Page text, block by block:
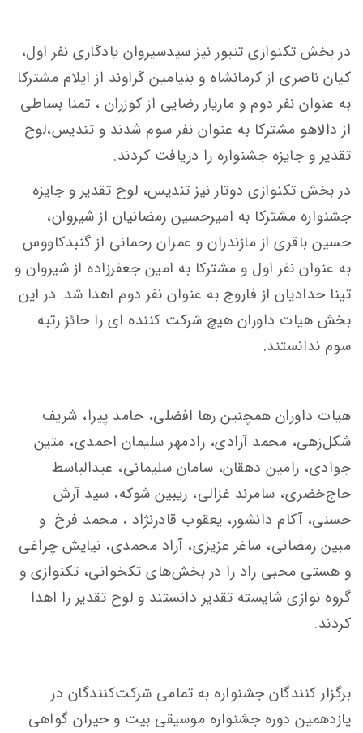
در بخش تکنوازی تنبور نیز سیدسیروان یادگاری نفر اول،
کیان ناصری از کرمانشاه و بنیامین گراوند از ایلام مشترکا
به عنوان نفر دوم و مازیار رضایی از کوزران ، تمنا بساطی
از دالاهو مشترکا به عنوان نفر سوم شدند و تندیس،لوح
تقدیر و جایزه جشنواره را دریافت کردند.
در بخش تکنوازی دوتار نیز تندیس، لوح تقدیر و جایزه
جشنواره مشترکا به امیرحسین رمضانیان از شیروان،
حسین باقری از مازندران و عمران رحمانی از گنبدکاووس
به عنوان نفر اول و مشترکا به امین جعفرزاده از شیروان و
تینا حدادیان از فاروج به عنوان نفر دوم اهدا شد. در این
بخش هیات داوران هیچ شرکت کننده ای را حائز رتبه
سوم ندانستند.
هیات داوران همچنین رها افضلی، حامد پیرا، شریف
شکل‌زهی، محمد آزادی، رادمهر سلیمان احمدی، متین
جوادی، رامین دهقان، سامان سلیمانی، عبدالباسط
حاج‌خضری، سامرند غزالی، ریبین شوکه، سید آرش
حسنی، آکام دانشور، یعقوب قادرنژاد ، محمد فرخ و
مبین رمضانی، ساغر عزیزی، آراد محمدی، نیایش چراغی
و هستی محبی راد را در بخش‌های تکخوانی، تکنوازی و
گروه نوازی شایسته تقدیر دانستند و لوح تقدیر را اهدا
کردند.
برگزار کنندگان جشنواره به تمامی شرکت‌کنندگان در
یازدهمین دوره جشنواره موسیقی بیت و حیران گواهی